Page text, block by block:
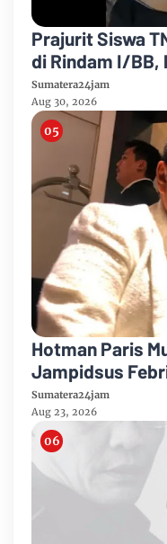
Prajurit Siswa
di Rindam I/BB,
Berlangsung
Sumatera24jam
Aug 30, 2026
Hotman Paris
Jampidsus
Korupsi dan TPPU
Sumatera24jam
Aug 23, 2026